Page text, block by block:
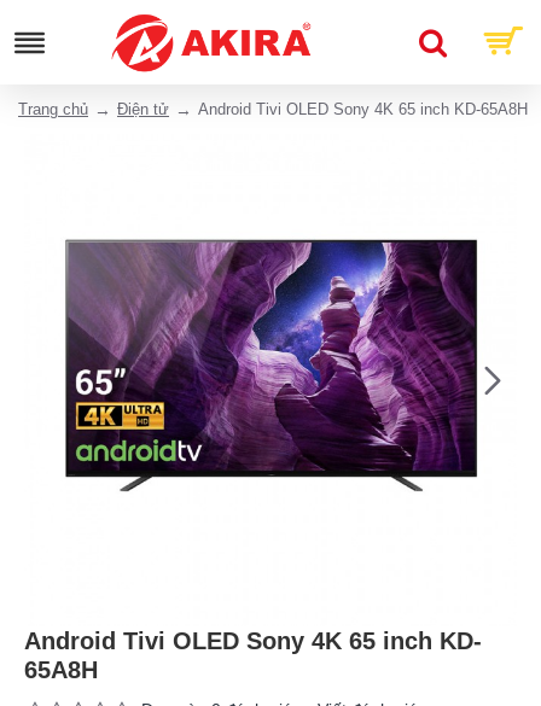
Trang chủ Điện tử Android Tivi OLED Sony 4K 65 inch KD-65A8H
Android Tivi OLED Sony 4K 65 inch KD-
65A8H